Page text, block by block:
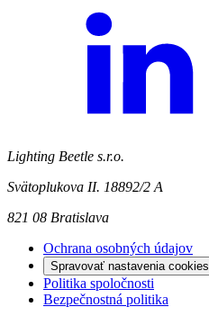
Lighting Beetle s.r.o.
Svätoplukova II. 18892/2 A
821 08 Bratislava
Ochrana osobných údajov
Spravovať nastavenia cookies
Politika spoločnosti
Bezpečnostná politika